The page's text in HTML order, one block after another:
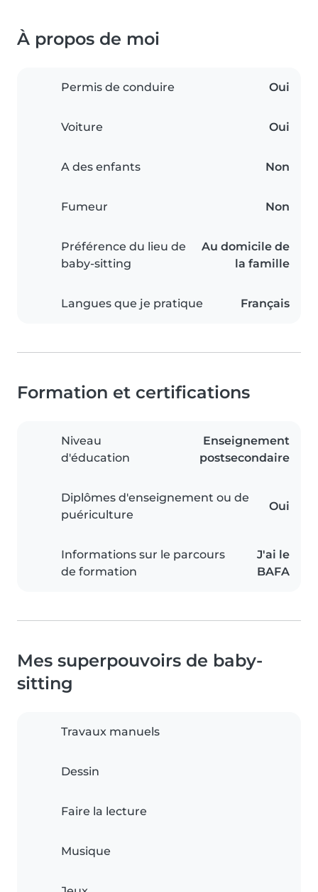
À propos de moi
Permis de conduire Oui
Voiture Oui
A des enfants Non
Fumeur Non
Préférence du lieu de
baby-sitting
Au domicile de
la famille
Langues que je pratique Français
Formation et certifications
Niveau
d'éducation
Enseignement
postsecondaire
Diplômes d'enseignement ou de
puériculture
Oui
Informations sur le parcours
de formation
J'ai le
BAFA
Mes superpouvoirs de baby-
sitting
Travaux manuels
Dessin
Faire la lecture
Musique